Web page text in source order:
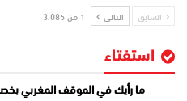
السابق التالي 1 من 3٬085
استفتاء
ما رأيك في الموقف المغربي